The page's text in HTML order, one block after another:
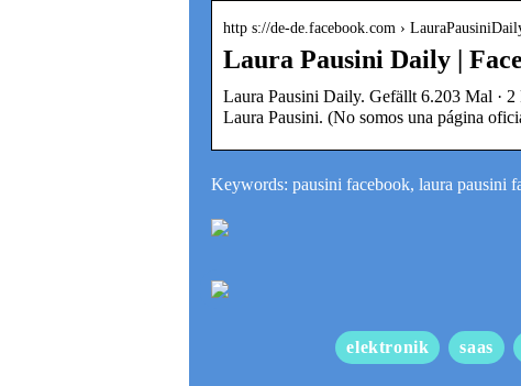
http s://de-de.facebook.com ›
Laura Pausini Daily |
Laura Pausini Daily. Gefällt 6.203 Mal · 2
Laura Pausini. (No somos una página
Keywords: pausini facebook, laura pausini
elektronik saas